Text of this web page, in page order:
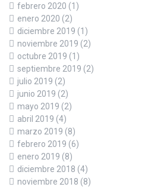
febrero 2020 (1)
enero 2020 (2)
diciembre 2019 (1)
noviembre 2019 (2)
octubre 2019 (1)
septiembre 2019 (2)
julio 2019 (2)
junio 2019 (2)
mayo 2019 (2)
abril 2019 (4)
marzo 2019 (8)
febrero 2019 (6)
enero 2019 (8)
diciembre 2018 (4)
noviembre 2018 (8)